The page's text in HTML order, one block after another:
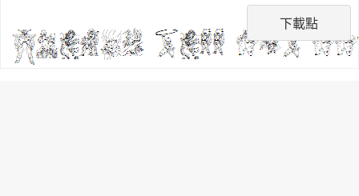
下載點